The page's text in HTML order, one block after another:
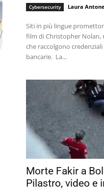
Cybersecurity Laura
Siti in più lingue
film di Christopher
che raccolgono
bancarie. La...
Morte Fakir a
Pilastro, video e